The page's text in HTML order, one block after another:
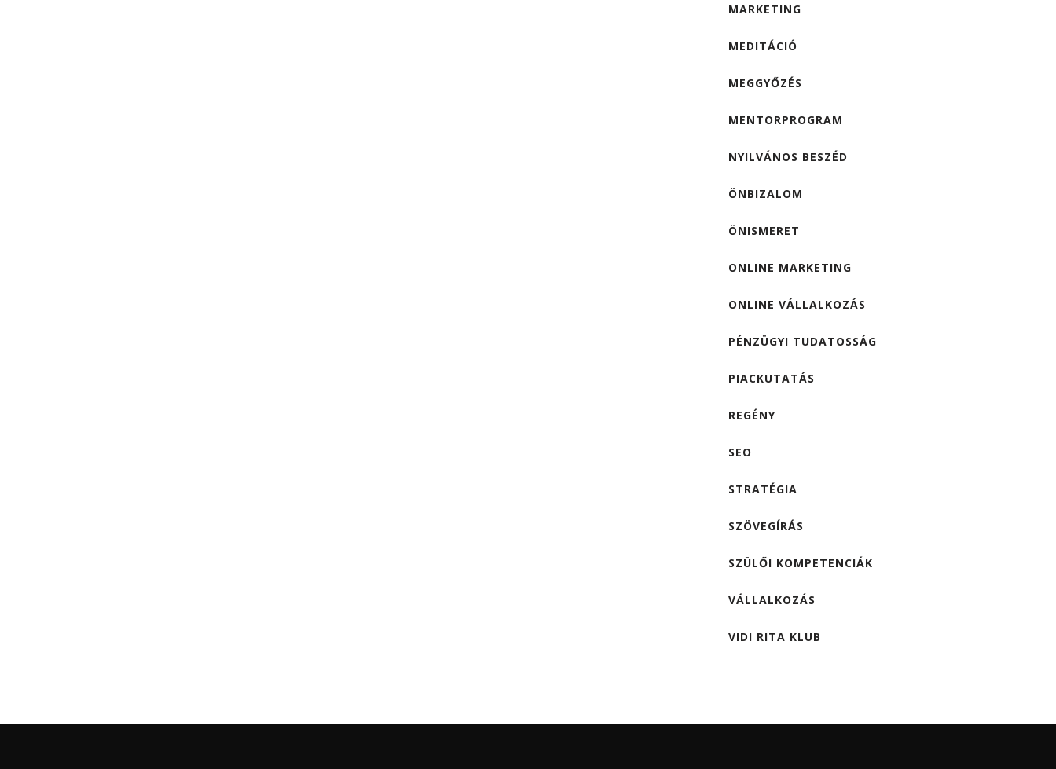
MARKETING
MEDITÁCIÓ
MEGGYŐZÉS
MENTORPROGRAM
NYILVÁNOS BESZÉD
ÖNBIZALOM
ÖNISMERET
ONLINE MARKETING
ONLINE VÁLLALKOZÁS
PÉNZÜGYI TUDATOSSÁG
PIACKUTATÁS
REGÉNY
SEO
STRATÉGIA
SZÖVEGÍRÁS
SZÜLŐI KOMPETENCIÁK
VÁLLALKOZÁS
VIDI RITA KLUB